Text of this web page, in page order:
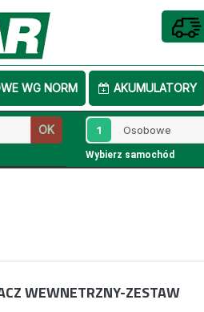
WG NORM AKUMULATORY
OK 1
Wybierz samochód
WEWNETRZNY-ZESTAW